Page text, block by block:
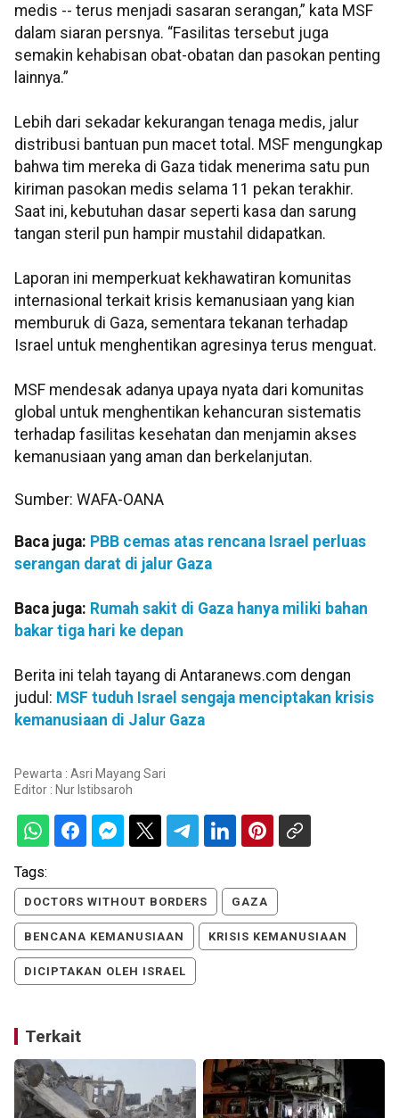
medis -- terus menjadi sasaran serangan,” kata MSF
dalam siaran persnya. “Fasilitas tersebut juga
semakin kehabisan obat-obatan dan pasokan penting
lainnya.”
Lebih dari sekadar kekurangan tenaga medis, jalur
distribusi bantuan pun macet total. MSF mengungkap
bahwa tim mereka di Gaza tidak menerima satu pun
kiriman pasokan medis selama 11 pekan terakhir.
Saat ini, kebutuhan dasar seperti kasa dan sarung
tangan steril pun hampir mustahil didapatkan.
Laporan ini memperkuat kekhawatiran komunitas
internasional terkait krisis kemanusiaan yang kian
memburuk di Gaza, sementara tekanan terhadap
Israel untuk menghentikan agresinya terus menguat.
MSF mendesak adanya upaya nyata dari komunitas
global untuk menghentikan kehancuran sistematis
terhadap fasilitas kesehatan dan menjamin akses
kemanusiaan yang aman dan berkelanjutan.
Sumber: WAFA-OANA
Baca juga: PBB cemas atas rencana Israel perluas
serangan darat di jalur Gaza
Baca juga: Rumah sakit di Gaza hanya miliki bahan
bakar tiga hari ke depan
Berita ini telah tayang di Antaranews.com dengan
judul: MSF tuduh Israel sengaja menciptakan krisis
kemanusiaan di Jalur Gaza
Pewarta : Asri Mayang Sari
Editor : Nur Istibsaroh
Tags:
DOCTORS WITHOUT BORDERS GAZA
BENCANA KEMANUSIAAN KRISIS KEMANUSIAAN
DICIPTAKAN OLEH ISRAEL
Terkait